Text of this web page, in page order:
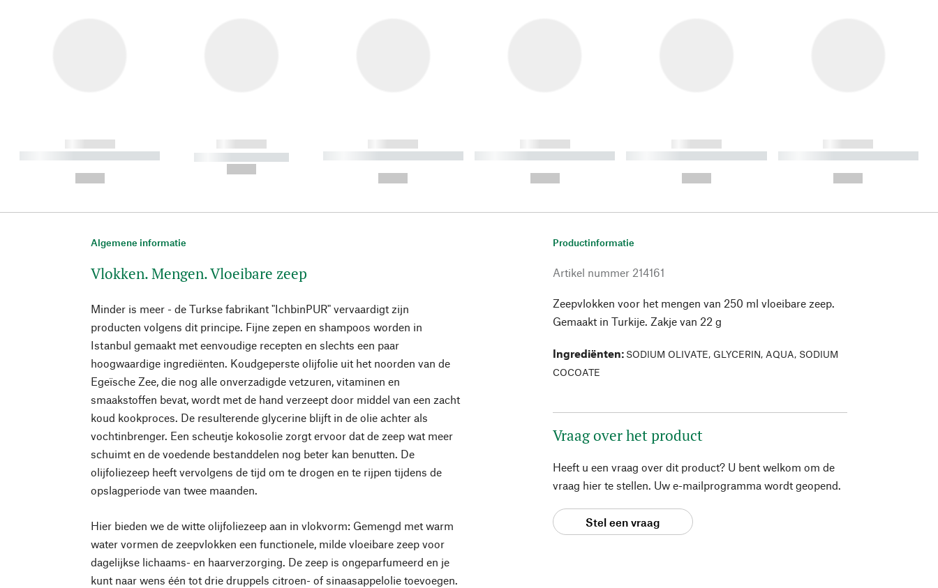
------------
----------- ----------- ----------
------------
----------- -----------
------------
----------- ----------- ----------
------------
----------- ----------- ----------
------------
----------- ----------- ----------
------------
----------- ----------- ----------
Algemene informatie
Vlokken. Mengen. Vloeibare zeep
Minder is meer - de Turkse fabrikant "IchbinPUR" vervaardigt zijn
producten volgens dit principe. Fijne zepen en shampoos worden in
Istanbul gemaakt met eenvoudige recepten en slechts een paar
hoogwaardige ingrediënten. Koudgeperste olijfolie uit het noorden van de
Egeïsche Zee, die nog alle onverzadigde vetzuren, vitaminen en
smaakstoffen bevat, wordt met de hand verzeept door middel van een zacht
koud kookproces. De resulterende glycerine blijft in de olie achter als
vochtinbrenger. Een scheutje kokosolie zorgt ervoor dat de zeep wat meer
schuimt en de voedende bestanddelen nog beter kan benutten. De
olijfoliezeep heeft vervolgens de tijd om te drogen en te rijpen tijdens de
opslagperiode van twee maanden.
Hier bieden we de witte olijfoliezeep aan in vlokvorm: Gemengd met warm
water vormen de zeepvlokken een functionele, milde vloeibare zeep voor
dagelijkse lichaams- en haarverzorging. De zeep is ongeparfumeerd en je
kunt naar wens één tot drie druppels citroen- of sinaasappelolie toevoegen.
Productinformatie
Artikel nummer 214161
Zeepvlokken voor het mengen van 250 ml vloeibare zeep.
Gemaakt in Turkije. Zakje van 22 g
Ingrediënten: SODIUM OLIVATE, GLYCERIN, AQUA, SODIUM
COCOATE
Vraag over het product
Heeft u een vraag over dit product? U bent welkom om de
vraag hier te stellen. Uw e-mailprogramma wordt geopend.
Stel een vraag